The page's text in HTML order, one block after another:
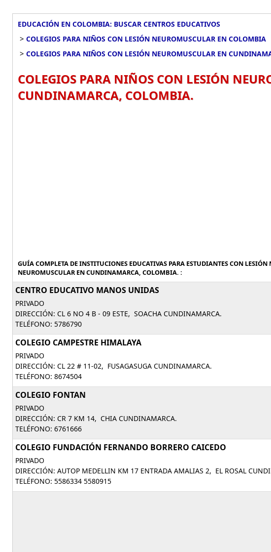
EDUCACIÓN EN COLOMBIA: BUSCAR CENTROS EDUCATIVOS
> COLEGIOS PARA NIÑOS CON LESIÓN NEUROMUSCULAR EN COLOMBIA
> COLEGIOS PARA NIÑOS CON LESIÓN NEUROMUSCULAR EN
COLEGIOS PARA NIÑOS CON LESIÓN
CUNDINAMARCA, COLOMBIA.
GUÍA COMPLETA DE INSTITUCIONES EDUCATIVAS PARA ESTUDIANTES CON
NEUROMUSCULAR EN CUNDINAMARCA, COLOMBIA. :
CENTRO EDUCATIVO MANOS UNIDAS
PRIVADO
DIRECCIÓN: CL 6 NO 4 B - 09 ESTE, SOACHA CUNDINAMARCA.
TELÉFONO: 5786790
COLEGIO CAMPESTRE HIMALAYA
PRIVADO
DIRECCIÓN: CL 22 # 11-02, FUSAGASUGA CUNDINAMARCA.
TELÉFONO: 8674504
COLEGIO FONTAN
PRIVADO
DIRECCIÓN: CR 7 KM 14, CHIA CUNDINAMARCA.
TELÉFONO: 6761666
COLEGIO FUNDACIÓN FERNANDO BORRERO CAICEDO
PRIVADO
DIRECCIÓN: AUTOP MEDELLIN KM 17 ENTRADA AMALIAS 2, EL ROSAL
TELÉFONO: 5586334 5580915